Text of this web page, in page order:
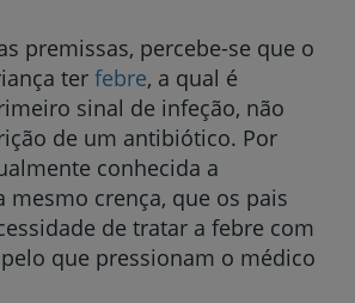
premissas, percebe-se que o
ter febre, a qual é
sinal de infeção, não
de um antibiótico. Por
conhecida a
mesmo crença, que os pais
de tratar a febre com
que pressionam o médico